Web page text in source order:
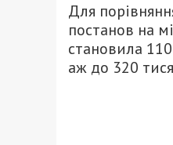
Для
постанов на
становила
аж до 320